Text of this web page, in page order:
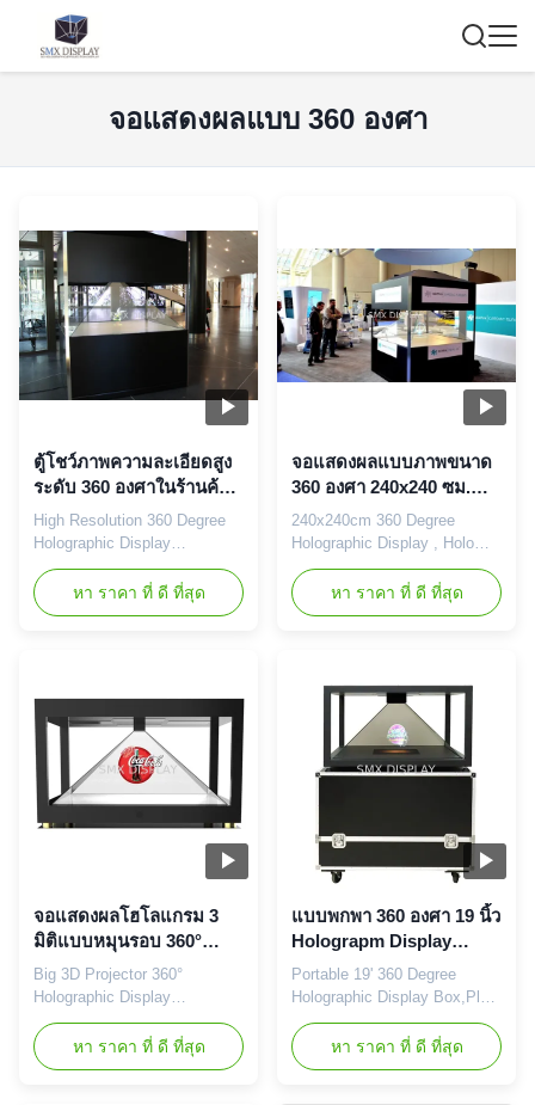
จอแสดงผลแบบ 360 องศา
ตู้โชว์ภาพความละเอียดสูง
ระดับ 360 องศาในร้านค้า
โฆษณาและร้านค้าปลีก
High Resolution 360 Degree
Holographic Display
Showcase In shop Advertising
& Retail Description: The
Scandinavia 360XXL 3D
physical product with 3D
holographic content. The
chamber can be seen from all
4 sides and is ...
หา ราคา ที่ ดี ที่สุด
จอแสดงผลแบบภาพขนาด
360 องศา 240x240 ซม.
Holo Showcase for
Exhibition and
240x240cm 360 Degree
Holographic Display , Holo
Showcase for Exhibition and
Advertisement Features:
Combines holographic 3D
Sided Viewing Plug and Play
Key protected door Easy
change of content by remote
On/Off ...
หา ราคา ที่ ดี ที่สุด
จอแสดงผลโฮโลแกรม 3
มิติแบบหมุนรอบ 360°
ขนาด 112x112x60 ซม.
และความละเอียด
Big 3D Projector 360°
Holographic Display
Showcase Hologram Box Big
3D Hologram Projector
Holographic Display
หา ราคา ที่ ดี ที่สุด
แบบพกพา 360 องศา 19 นิ้ว
Holograpm Display
Showcase Plug and Play
ใช้สำหรับโฆษณา Display
Portable 19' 360 Degree
Holographic Display Box,Plug
and Play for Holographic
Advertising 4 Sided Hologram
Four sided holograms provide
หา ราคา ที่ ดี ที่สุด